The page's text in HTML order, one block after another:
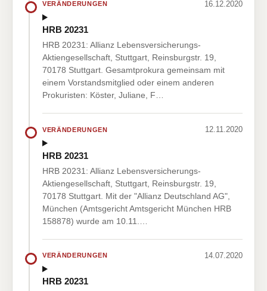
VERÄNDERUNGEN 16.12.2020
HRB 20231
HRB 20231: Allianz Lebensversicherungs-
Aktiengesellschaft, Stuttgart, Reinsburgstr. 19,
70178 Stuttgart. Gesamtprokura gemeinsam mit
einem Vorstandsmitglied oder einem anderen
Prokuristen: Köster, Juliane, F…
VERÄNDERUNGEN 12.11.2020
HRB 20231
HRB 20231: Allianz Lebensversicherungs-
Aktiengesellschaft, Stuttgart, Reinsburgstr. 19,
70178 Stuttgart. Mit der "Allianz Deutschland AG",
München (Amtsgericht Amtsgericht München HRB
158878) wurde am 10.11.…
VERÄNDERUNGEN 14.07.2020
HRB 20231